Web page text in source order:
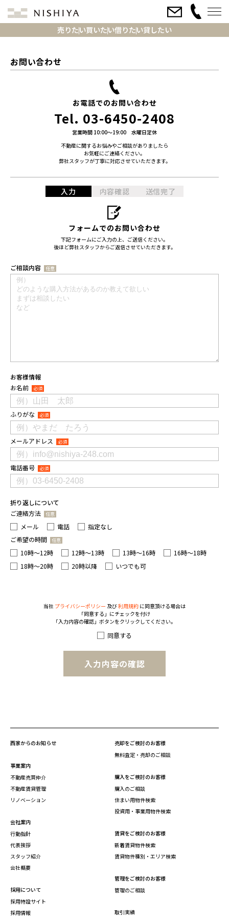
売りたい買いたい借りたい貸したい
お問い合わせ
お電話でのお問い合わせ
Tel. 03-6450-2408
営業時間 10:00～19:00 水曜日定休
不動産に関するお悩みやご相談がありましたら
お気軽にご連絡ください。
弊社スタッフが丁寧に対応させていただきます。
入力 内容確認 送信完了
フォームでのお問い合わせ
下記フォームにご入力の上、ご送信ください。
後ほど弊社スタッフからご返信させていただきます。
ご相談内容 任意
お客様情報
お名前
必須
ふりがな 必須
メールアドレス 必須
電話番号 必須
折り返しについて
ご連絡方法
任意
メール 電話
指定なし
ご希望の時間
任意
10時〜12時 12時〜13時 13時〜16時
16時〜18時
18時〜20時
20時以降 いつでも可
当社 プライバシーポリシー 及び利用規約 に同意頂ける場合は
「同意する」にチェックを付け
「入力内容の確認」ボタンをクリックしてください。
同意する
入力内容の確認
西家からのお知らせ
事業案内
不動産売買仲介
不動産賃貸管理
リノベーション
会社案内
行動指針
代表挨拶
スタッフ紹介
会社概要
採用について
採用特設サイト
採用情報
売却をご検討のお客様
無料査定・売却のご相談
購入をご検討のお客様
購入のご相談
住まい用物件検索
投資用・事業用物件検索
賃貸をご検討のお客様
新着賃貸物件検索
賃貸物件種別・エリア検索
管理をご検討のお客様
管理のご相談
取引実績